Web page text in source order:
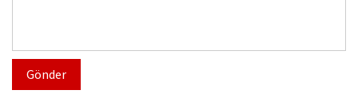
Gönder